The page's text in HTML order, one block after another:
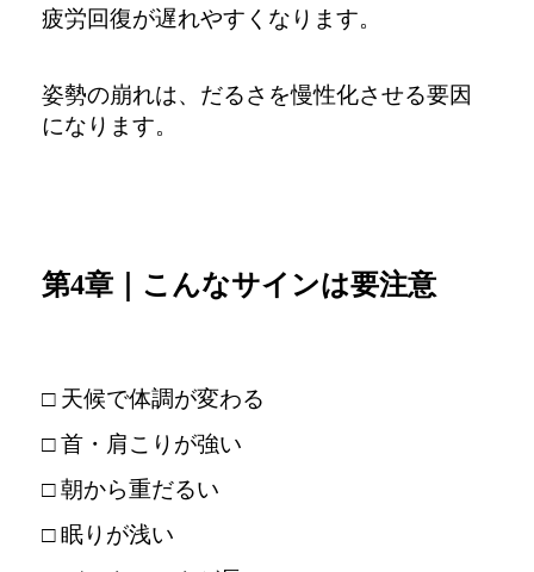
疲労回復が遅れやすくなります。
姿勢の崩れは、だるさを慢性化させる要因
になります。
第4章｜こんなサインは要注意
□ 天候で体調が変わる
□ 首・肩こりが強い
□ 朝から重だるい
□ 眠りが浅い